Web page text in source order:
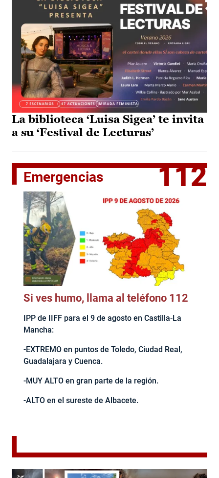
La biblioteca ‘Luisa Sigea’ te invita
a su ‘Festival de Lecturas’
Emergencias 112
Si ves humo, llama al teléfono 112
IPP de IIFF para el 9 de agosto en Castilla-La
Mancha:
-EXTREMO en puntos de Toledo, Ciudad Real,
Guadalajara y Cuenca.
-MUY ALTO en gran parte de la región.
-ALTO en el sureste de Albacete.